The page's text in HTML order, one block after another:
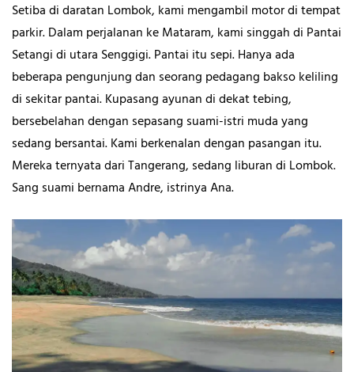
Setiba di daratan Lombok, kami mengambil motor di tempat
parkir. Dalam perjalanan ke Mataram, kami singgah di Pantai
Setangi di utara Senggigi. Pantai itu sepi. Hanya ada
beberapa pengunjung dan seorang pedagang bakso keliling
di sekitar pantai. Kupasang ayunan di dekat tebing,
bersebelahan dengan sepasang suami-istri muda yang
sedang bersantai. Kami berkenalan dengan pasangan itu.
Mereka ternyata dari Tangerang, sedang liburan di Lombok.
Sang suami bernama Andre, istrinya Ana.